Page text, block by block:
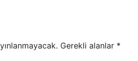
Gerekli alanlar *